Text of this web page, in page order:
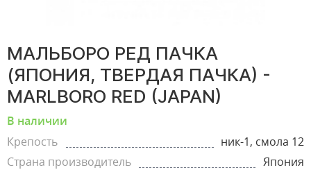
МАЛЬБОРО РЕД ПАЧКА
(ЯПОНИЯ, ТВЕРДАЯ ПАЧКА) -
MARLBORO RED (JAPAN)
В наличии
Крепость
ник-1, смола 12
Страна производитель
Япония